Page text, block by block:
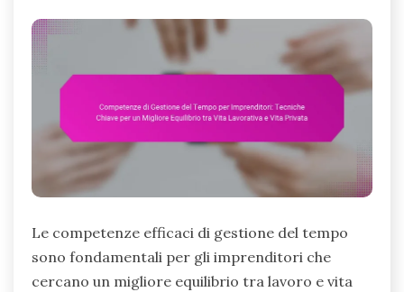
Le competenze efficaci di gestione del tempo
sono fondamentali per gli imprenditori che
cercano un migliore equilibrio tra lavoro e vita